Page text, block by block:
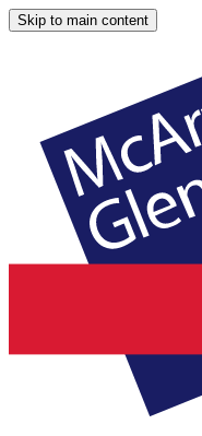
Skip to main content